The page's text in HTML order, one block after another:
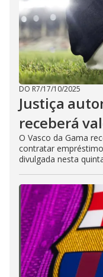
DO R7/17/10/2025
Justiça
receberá
O Vasco da Gama
contratar
divulgada nesta